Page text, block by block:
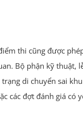
thi cũng được
Bộ phận kỹ thuật,
di chuyển sai
các đợt đánh giá có